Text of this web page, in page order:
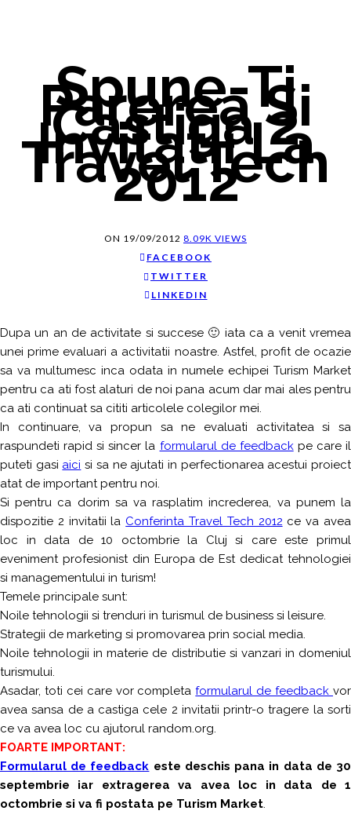
Spune-Ti
Parerea Si
Castiga 2
Invitatii La
Travel Tech
2012
ON 19/09/2012 8.09K VIEWS
FACEBOOK
TWITTER
LINKEDIN
Dupa un an de activitate si succese 🙂 iata ca a venit vremea
unei prime evaluari a activitatii noastre. Astfel, profit de ocazie
sa va multumesc inca odata in numele echipei Turism Market
pentru ca ati fost alaturi de noi pana acum dar mai ales pentru
ca ati continuat sa cititi articolele colegilor mei.
In continuare, va propun sa ne evaluati activitatea si sa
raspundeti rapid si sincer la formularul de feedbackpe care il
puteti gasi aici si sa ne ajutati in perfectionarea acestui proiect
atat de important pentru noi.
Si pentru ca dorim sa va rasplatim increderea, va punem la
dispozitie 2 invitatii la Conferinta Travel Tech 2012 ce va avea
loc in data de 10 octombrie la Cluj si care este primul
eveniment profesionist din Europa de Est dedicat tehnologiei
si managementului in turism!
Temele principale sunt:
Noile tehnologii si trenduri in turismul de business si leisure.
Strategii de marketing si promovarea prin social media.
Noile tehnologii in materie de distributie si vanzari in domeniul
turismului.
Asadar, toti cei care vor completaformularul de feedbackvor
avea sansa de a castiga cele 2 invitatii printr-o tragere la sorti
ce va avea loc cu ajutorul random.org.
FOARTE IMPORTANT:
Formularul de feedback este deschis pana in data de 30
septembrie iar extragerea va avea loc in data de 1
octombrie si va fi postata pe Turism Market